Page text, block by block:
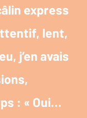
express
lent,
j’en avais
: « Oui…